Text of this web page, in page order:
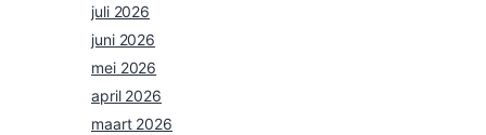
juli 2026
juni 2026
mei 2026
april 2026
maart 2026